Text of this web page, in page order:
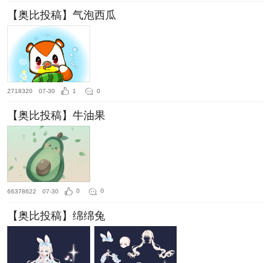
【奥比投稿】气泡西瓜
2718320 07-30 1 0
【奥比投稿】牛油果
66378622 07-30 0 0
【奥比投稿】绵绵兔